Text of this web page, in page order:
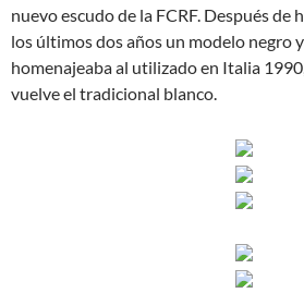
nuevo escudo de la FCRF. Después
los últimos dos años un modelo negro
homenajeaba al utilizado en Italia
vuelve el tradicional blanco.